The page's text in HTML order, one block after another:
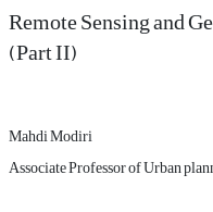
Remote Sensing and
(Part II)
Mahdi Modiri
Associate Professor of Urban